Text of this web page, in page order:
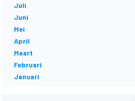
Juli
Juni
Mei
April
Maart
Februari
Januari